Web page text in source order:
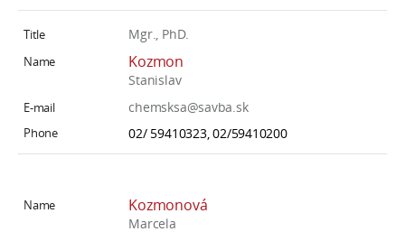
Mgr., PhD.
Kozmon
Stanislav
chemsksa@savba.sk
02/ 59410323, 02/59410200
Kozmonová
Marcela